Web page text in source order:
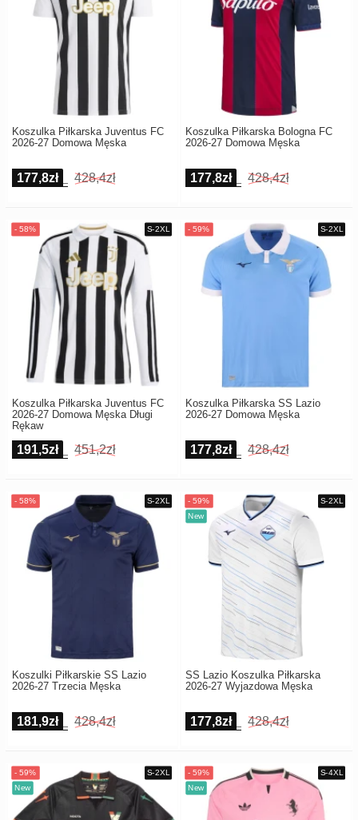
Koszulka Piłkarska Juventus FC
2026-27 Domowa Męska
177,8zł 428,4zł
Koszulka Piłkarska Bologna FC
2026-27 Domowa Męska
177,8zł 428,4zł
Koszulka Piłkarska Juventus FC
2026-27 Domowa Męska Długi
Rękaw
191,5zł 451,2zł
Koszulka Piłkarska SS Lazio
2026-27 Domowa Męska
177,8zł 428,4zł
Koszulki Piłkarskie SS Lazio
2026-27 Trzecia Męska
181,9zł 428,4zł
SS Lazio Koszulka Piłkarska
2026-27 Wyjazdowa Męska
177,8zł 428,4zł